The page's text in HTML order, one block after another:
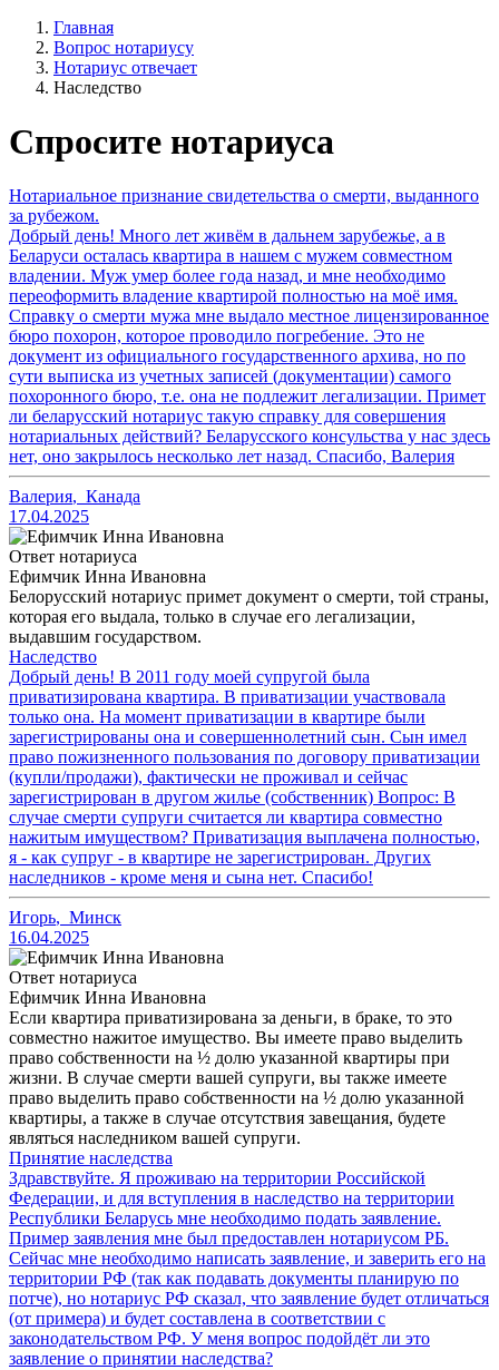
Главная
Вопрос нотариусу
Нотариус отвечает
Наследство
Спросите нотариуса
Нотариальное признание свидетельства о смерти, выданного
за рубежом.
Добрый день! Много лет живём в дальнем зарубежье, a в
Беларуси осталась квартира в нашем с мужем совместном
владении. Муж умер более года назад, и мне необходимо
переоформить владение квартирой полностью на моё имя.
Справку о смерти мужа мне выдало местное лицензированное
бюро похорон, которое проводило погребение. Это не
документ из официального государственного архива, но по
сути выписка из учетных записей (документации) самого
похоронного бюро, т.е. она не подлежит легализации. Примет
ли беларусский нотариус такую справку для совершения
нотариальных действий? Беларусского консульства у нас здесь
нет, оно закрылось несколько лет назад. Спасибо, Валерия
Валерия, Канада
17.04.2025
Ответ нотариуса
Ефимчик Инна Ивановна
Белорусский нотариус примет документ о смерти, той страны,
которая его выдала, только в случае его легализации,
выдавшим государством.
Наследство
Добрый день! В 2011 году моей супругой была
приватизирована квартира. В приватизации участвовала
только она. На момент приватизации в квартире были
зарегистрированы она и совершеннолетний сын. Сын имел
право пожизненного пользования по договору приватизации
(купли/продажи), фактически не проживал и сейчас
зарегистрирован в другом жилье (собственник) Вопрос: В
случае смерти супруги считается ли квартира совместно
нажитым имуществом? Приватизация выплачена полностью,
я - как супруг - в квартире не зарегистрирован. Других
наследников - кроме меня и сына нет. Спасибо!
Игорь, Минск
16.04.2025
Ответ нотариуса
Ефимчик Инна Ивановна
Если квартира приватизирована за деньги, в браке, то это
совместно нажитое имущество. Вы имеете право выделить
право собственности на ½ долю указанной квартиры при
жизни. В случае смерти вашей супруги, вы также имеете
право выделить право собственности на ½ долю указанной
квартиры, а также в случае отсутствия завещания, будете
являться наследником вашей супруги.
Принятие наследства
Здравствуйте. Я проживаю на территории Российской
Федерации, и для вступления в наследство на территории
Республики Беларусь мне необходимо подать заявление.
Пример заявления мне был предоставлен нотариусом РБ.
Сейчас мне необходимо написать заявление, и заверить его на
территории РФ (так как подавать документы планирую по
потче), но нотариус РФ сказал, что заявление будет отличаться
(от примера) и будет составлена в соответствии с
законодательством РФ. У меня вопрос подойдёт ли это
заявление о принятии наследства?